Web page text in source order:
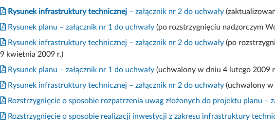
Rysunek infrastruktury technicznej – załącznik nr 2 do uchwały
Rysunek planu – załącznik nr 1 do uchwały (po rozstrzygnięciu nadzorczym
Rysunek infrastruktury technicznej – załącznik nr 2 do uchwały (po
9 kwietnia 2009 r.)
Rysunek planu – załącznik nr 1 do uchwały (uchwalony w dniu 4 lutego 2009
Rysunek infrastruktury technicznej – załącznik nr 2 do uchwały (uchwalony w
Rozstrzygnięcie o sposobie rozpatrzenia uwag złożonych do projektu planu –
Rozstrzygnięcie o sposobie realizacji inwestycji z zakresu infrastruktury